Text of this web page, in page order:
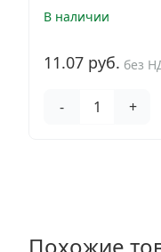
В наличии
11.07 руб. без
- +